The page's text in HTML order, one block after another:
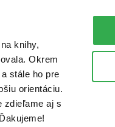
knihy,
Okrem
stále ho pre
orientáciu.
zdieľame aj s